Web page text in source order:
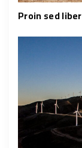
Proin sed